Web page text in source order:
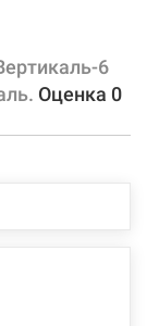
комплектация
За6
Оценка 0